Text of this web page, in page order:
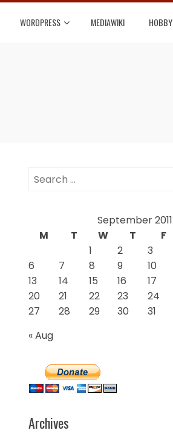
WORDPRESS MEDIAWIKI HOBBY
Search
September 2011
M
T W T F
1
2 3
6
7 8 9 10
13
14 15 16 17
20
21 22 23 24
27
28 29 30
31
« Aug
Archives